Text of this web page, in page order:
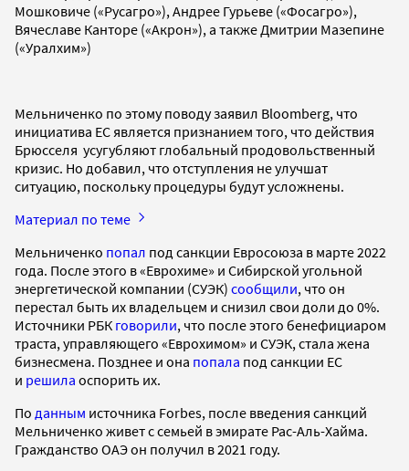
Мошковиче («Русагро»), Андрее Гурьеве («Фосагро»),
Вячеславе Канторе («Акрон»), а также Дмитрии Мазепине
(«Уралхим»)
Мельниченко по этому поводу заявил Bloomberg, что
инициатива ЕС является признанием того, что действия
Брюсселя усугубляют глобальный продовольственный
кризис. Но добавил, что отступления не улучшат
ситуацию, поскольку процедуры будут усложнены.
Материал по теме
Мельниченко попал под санкции Евросоюза в марте 2022
года. После этого в «Еврохиме» и Сибирской угольной
энергетической компании (СУЭК) сообщили, что он
перестал быть их владельцем и снизил свои доли до 0%.
Источники РБК говорили, что после этого бенефициаром
траста, управляющего «Еврохимом» и СУЭК, стала жена
бизнесмена. Позднее и она попала под санкции ЕС
и решила оспорить их.
По данным источника Forbes, после введения санкций
Мельниченко живет с семьей в эмирате Рас-Аль-Хайма.
Гражданство ОАЭ он получил в 2021 году.